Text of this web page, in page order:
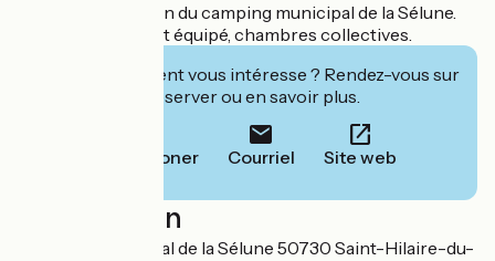
Gîte d'étape au sein du camping municipal de la Sélune.
Hébergement tout équipé, chambres collectives.
Cet établissement vous intéresse ? Rendez-vous sur
leur site pour réserver ou en savoir plus.
Téléphoner Courriel Site web
Localisation
Camping Municipal de la Sélune 50730 Saint-Hilaire-du-